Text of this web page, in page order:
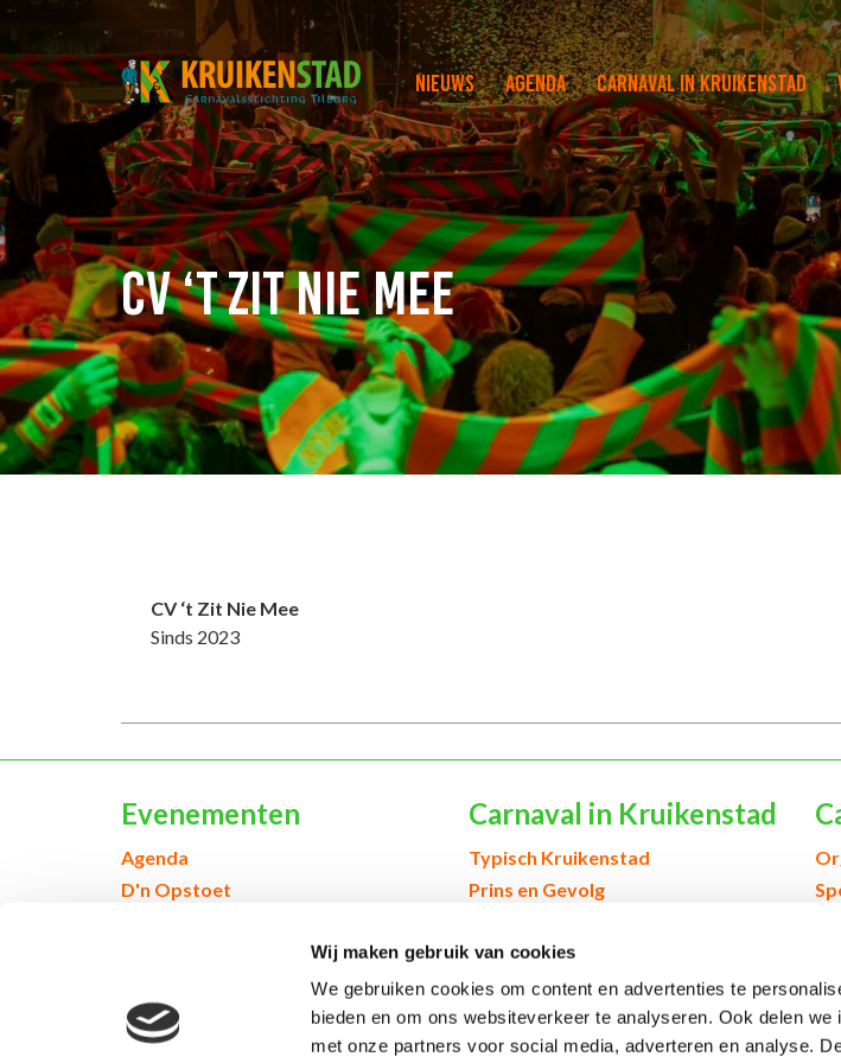
Wij maken gebruik van cookies
We gebruiken cookies om content en advertenties te
bieden en om ons websiteverkeer te analyseren. Ook delen
met onze partners voor social media, adverteren en analyse.
Nieuws Agenda Carnaval in Kruikenstad
CV ‘t Zit Nie Mee
CV ‘t Zit Nie Mee
Sinds 2023
Evenementen
Agenda
D'n Opstoet
Inschrijven voor evenementen
Carnaval in Kruikenstad
Typisch Kruikenstad
Prins en Gevolg
Geschiedenis Kruikenstad
© 2026 Kruikenstad. Product van2manydots